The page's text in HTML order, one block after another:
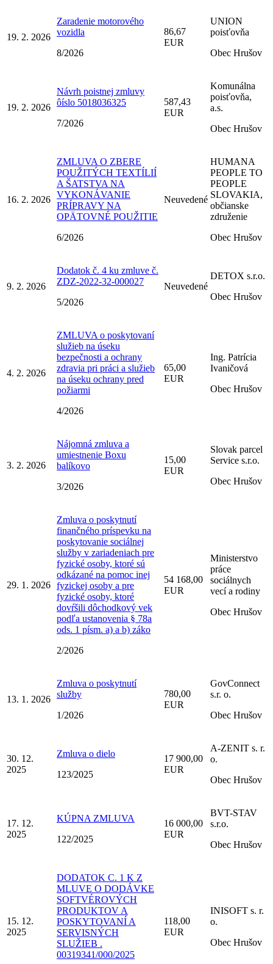
19. 2. 2026
Zaradenie motorového
vozidla
8/2026
86,67
EUR
UNION
poisťovňa
Obec Hrušov
19. 2. 2026
Návrh poistnej zmluvy
ôíslo 5018036325
7/2026
587,43
EUR
Komunálna
poisťovňa,
a.s.
Obec Hrušov
16. 2. 2026
ZMLUVA O ZBERE
POUŽITÝCH TEXTÍLIÍ
A ŠATSTVA NA
VYKONÁVANIE
PRÍPRAVY NA
OPÄTOVNÉ POUŽITIE
6/2026
Neuvedené
HUMANA
PEOPLE TO
PEOPLE
SLOVAKIA,
občianske
združenie
Obec Hrušov
9. 2. 2026
Dodatok č. 4 ku zmluve č.
ZDZ-2022-32-000027
5/2026
Neuvedené
DETOX s.r.o.
Obec Hrušov
4. 2. 2026
ZMLUVA o poskytovaní
služieb na úseku
bezpečnosti a ochrany
zdravia pri práci a služieb
na úseku ochrany pred
požiarmi
4/2026
65,00
EUR
Ing. Patrícia
Ivaničová
Obec Hrušov
3. 2. 2026
Nájomná zmluva a
umiestnenie Boxu
balíkovo
3/2026
15,00
EUR
Slovak parcel
Service s.r.o.
Obec Hrušov
29. 1. 2026
Zmluva o poskytnutí
finančného príspevku na
poskytovanie sociálnej
služby v zariadeniach pre
fyzické osoby, ktoré sú
odkázané na pomoc inej
fyzickej osoby a pre
fyzické osoby, ktoré
dovŕšili dôchodkový vek
podľa ustanovenia § 78a
ods. 1 písm. a) a b) záko
2/2026
54 168,00
EUR
Ministerstvo
práce
sociálnych
vecí a rodiny
Obec Hrušov
13. 1. 2026
Zmluva o poskytnutí
služby
1/2026
780,00
EUR
GovConnect
s.r. o.
Obec Hrušov
30. 12.
2025
Zmluva o dielo
123/2025
17 900,00
EUR
A-ZENIT s. r.
o.
Obec Hrušov
17. 12.
2025
KÚPNA ZMLUVA
122/2025
16 000,00
EUR
BVT-STAV
s.r.o.
Obec Hrušov
15. 12.
2025
DODATOK C. 1 K Z
MLUVE O DODÁVKE
SOFTVÉROVÝCH
PRODUKTOV A
POSKYTOVANÍ A
SERVISNÝCH
SLUŽIEB .
00319341/000/2025
118,00
EUR
INISOFT s. r.
o.
Obec Hrušov